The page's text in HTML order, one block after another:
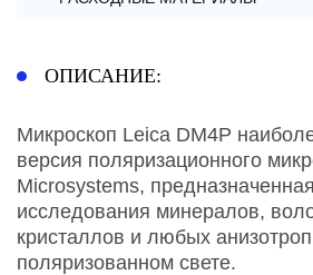
ОПИСАНИЕ:
Микроскоп Leica DM4P
версия поляризационного
Microsystems,
исследования минералов,
кристаллов и любых
поляризованном свете.